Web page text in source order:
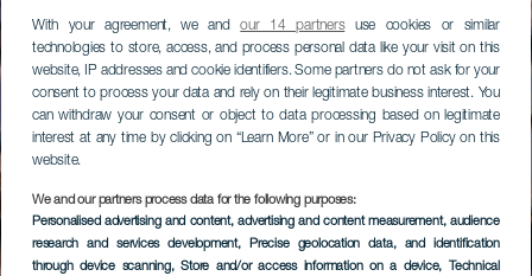
With your agreement, we andour 14 partnersuse cookies or similar
technologies to store, access, and process personal data like your visit on this
website, IP addresses and cookie identifiers. Some partners do not ask for your
consent to process your data and rely on their legitimate business interest. You
can withdraw your consent or object to data processing based on legitimate
interest at any time by clicking on “Learn More” or in our Privacy Policy on this
website.
We and our partners process data for the following purposes:
Personalised advertising and content, advertising and content measurement, audience
research and services development, Precise geolocation data, and identification
through device scanning, Store and/or access information on a device, Technical